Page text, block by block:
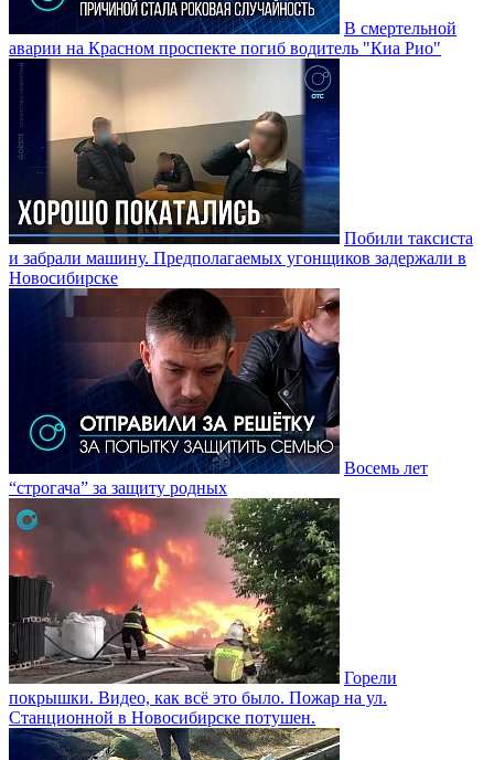
В смертельной
аварии на Красном проспекте погиб водитель "Киа Рио"
Побили таксиста
и забрали машину. Предполагаемых угонщиков задержали в
Новосибирске
Восемь лет
“строгача” за защиту родных
Горели
покрышки. Видео, как всë это было. Пожар на ул.
Станционной в Новосибирске потушен.